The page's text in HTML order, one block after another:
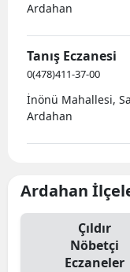
Ardahan
Tanış Eczanesi
0(478)411-37-00
İnönü Mahallesi,
Ardahan
Ardahan
Çıldır
Nöbetçi
Eczaneler